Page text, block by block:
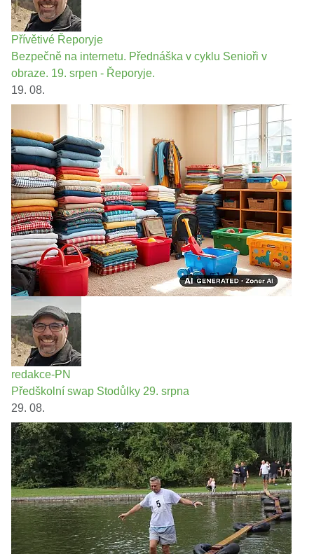
Přívětivé Řeporyje
Bezpečně na internetu. Přednáška v cyklu Senioři v
obraze. 19. srpen - Řeporyje.
19. 08.
redakce-PN
Předškolní swap Stodůlky 29. srpna
29. 08.